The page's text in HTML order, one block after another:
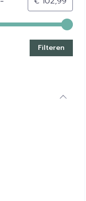
links en
Filteren